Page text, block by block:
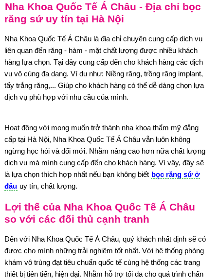
Nha Khoa Quốc Tế Á Châu - Địa chỉ bọc
răng sứ uy tín tại Hà Nội
Nha Khoa Quốc Tế Á Châu là địa chỉ chuyên cung cấp dịch vụ
liên quan đến răng - hàm - mặt chất lượng được nhiều khách
hàng lựa chọn. Tại đây cung cấp đến cho khách hàng các dịch
vụ vô cùng đa dạng. Ví dụ như: Niềng răng, trồng răng implant,
tẩy trắng răng,... Giúp cho khách hàng có thể dễ dàng chọn lựa
dịch vụ phù hợp với nhu cầu của mình.
Hoạt động với mong muốn trở thành nha khoa thẩm mỹ đẳng
cấp tại Hà Nội, Nha Khoa Quốc Tế Á Châu vẫn luôn không
ngừng học hỏi và đổi mới. Nhằm nâng cao hơn nữa chất lượng
dịch vụ mà mình cung cấp đến cho khách hàng. Vì vậy, đây sẽ
là lựa chọn thích hợp nhất nếu bạn không biết bọ̣c răng sứ ở
đâu uy tín, chất lượng.
Lợi thế của Nha Khoa Quốc Tế Á Châu
so với các đối thủ cạnh tranh
Đến với Nha Khoa Quốc Tế Á Châu, quý khách nhất định sẽ có
được cho mình những trải nghiệm tốt nhất. Với hệ thống phòng
khám vô trùng đạt tiêu chuẩn quốc tế cùng hệ thống các trang
thiết bị tiên tiến, hiện đại. Nhằm hỗ trợ tối đa cho quá trình chẩn